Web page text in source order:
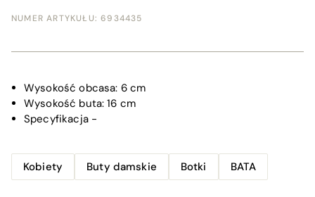
NUMER ARTYKUŁU: 6934435
Wysokość obcasa: 6 cm
Wysokość buta: 16 cm
Specyfikacja-
Kobiety Buty damskie Botki BATA